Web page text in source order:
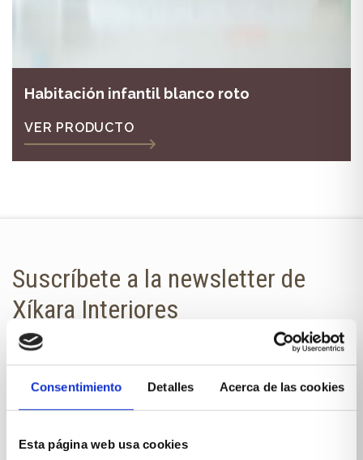
Consentimiento Detalles Acerca de las cookies
Esta página web usa cookies
Habitación infantil blanco roto
VER PRODUCTO
Suscríbete a la newsletter de
Xíkara Interiores
¿Quieres estar al día de todas las
novedades?
No te pierdas nuestra newsletter en